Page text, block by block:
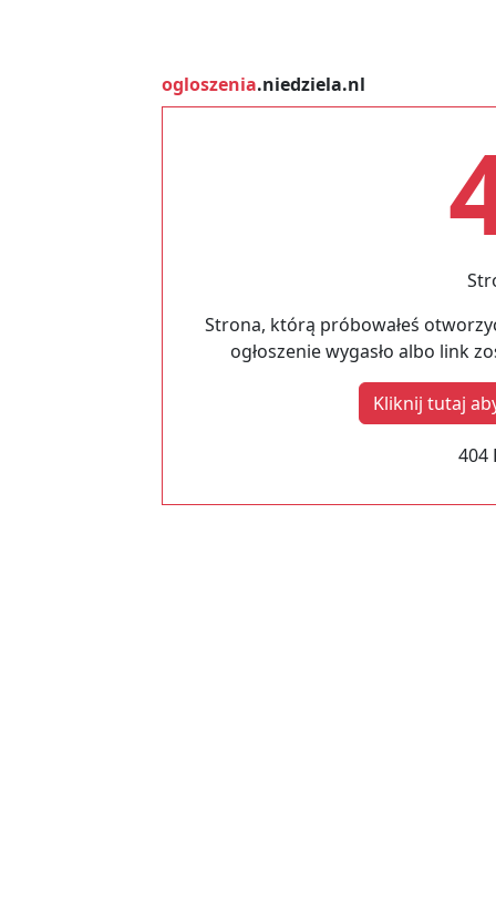
ogloszenia.niedziela.nl
Strona, którą próbowałeś
ogłoszenie wygasło albo link
Kliknij tutaj
404